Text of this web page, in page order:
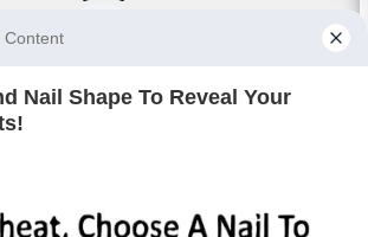
за да сте во тек со најновите